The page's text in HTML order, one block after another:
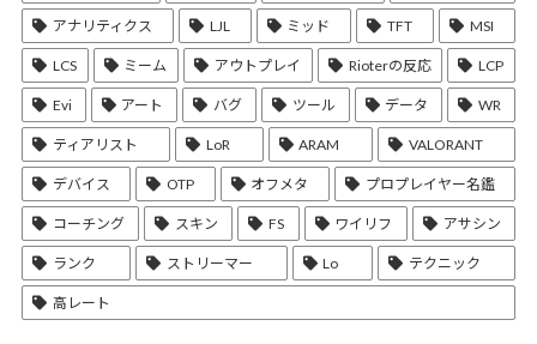
アナリティクス LJL ミッド TFT MSI
LCS ミーム アウトプレイ Rioterの反応 LCP
Evi アート バグ ツール データ WR
ティアリスト LoR ARAM VALORANT
デバイス OTP オフメタ プロプレイヤー名鑑
コーチング スキン FS ワイリフ アサシン
ランク ストリーマー Lo テクニック
高レート